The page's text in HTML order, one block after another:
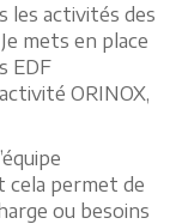
les activités des
mets en place
EDF
ORINOX,
cela permet de
ou besoins